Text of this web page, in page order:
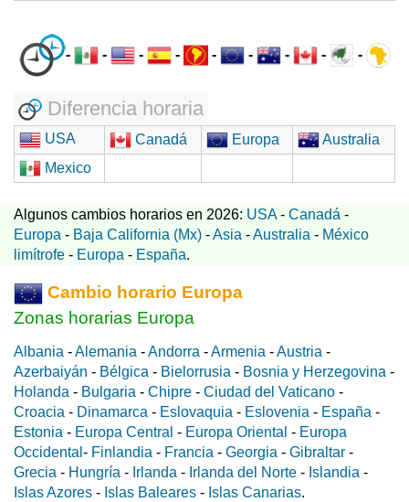
- - - - - - - - -
Diferencia horaria
USA Canadá Europa
Australia
Mexico
Algunos cambios horarios en 2026: USA- Canadá -
Europa - Baja California (Mx) -Asia -Australia - México
limítrofe - Europa - España.
Cambio horario Europa
Zonas horarias Europa
Albania -Alemania -Andorra -Armenia -Austria -
Azerbaiyán - Bélgica - Bielorrusia - Bosnia y Herzegovina -
Holanda - Bulgaria - Chipre - Ciudad del Vaticano -
Croacia - Dinamarca - Eslovaquia - Eslovenia - España -
Estonia - Europa Central - Europa Oriental - Europa
Occidental - Finlandia - Francia - Georgia - Gibraltar -
Grecia - Hungría - Irlanda - Irlanda del Norte - Islandia -
Islas Azores - Islas Baleares - Islas Canarias.